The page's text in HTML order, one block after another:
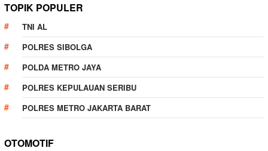
TOPIK POPULER
TNI AL
POLRES SIBOLGA
POLDA METRO JAYA
POLRES KEPULAUAN SERIBU
POLRES METRO JAKARTA BARAT
OTOMOTIF